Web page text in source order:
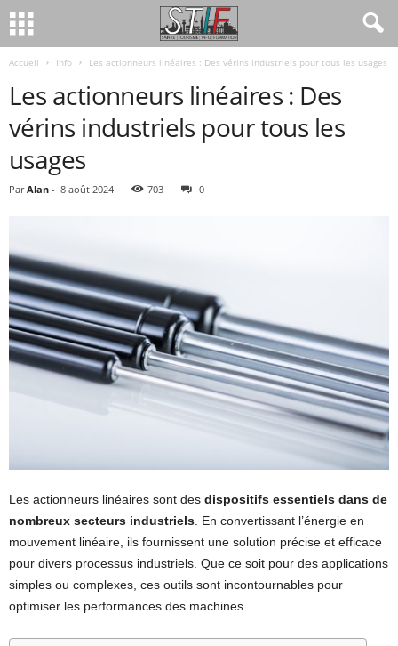
Accueil Info Les actionneurs linéaires : Des vérins industriels pour tous les usages
Les actionneurs linéaires : Des
vérins industriels pour tous les
usages
Par Alan - 8 août 2024 703 0
Les actionneurs linéaires sont des dispositifs essentiels dans de
nombreux secteurs industriels. En convertissant l’énergie en
mouvement linéaire, ils fournissent une solution précise et efficace
pour divers processus industriels. Que ce soit pour des applications
simples ou complexes, ces outils sont incontournables pour
optimiser les performances des machines.